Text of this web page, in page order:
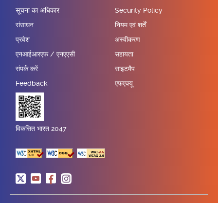
सूचना का अधिकार
संसाधन
प्रवेश
एनआईआरएफ / एनएएसी
संपर्क करें
Feedback
Security Policy
नियम एवं शर्तें
अस्वीकरण
सहायता
साइटमैप
एफएक्यू
विकसित भारत 2047